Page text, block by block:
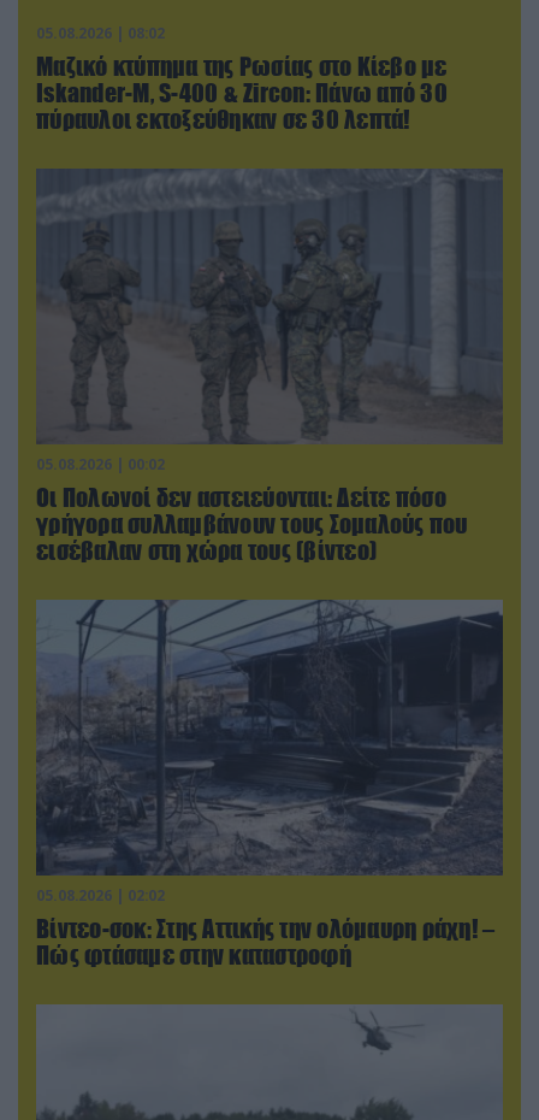
05.08.2026 | 08:02
Μαζικό κτύπημα της Ρωσίας στο Κίεβο με
Iskander-Μ, S-400 & Zircon: Πάνω από 30
πύραυλοι εκτοξεύθηκαν σε 30 λεπτά!
05.08.2026 | 00:02
Οι Πολωνοί δεν αστειεύονται: Δείτε πόσο
γρήγορα συλλαμβάνουν τους Σομαλούς που
εισέβαλαν στη χώρα τους (βίντεο)
05.08.2026 | 02:02
Βίντεο-σοκ: Στης Αττικής την ολόμαυρη ράχη! –
Πώς φτάσαμε στην καταστροφή